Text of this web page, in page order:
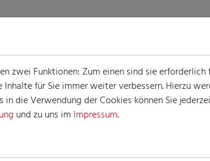
zwei Funktionen: Zum einen sind sie
für Sie immer weiter verbessern. Hierzu
die Verwendung der Cookies können Sie
und zu uns im Impressum.